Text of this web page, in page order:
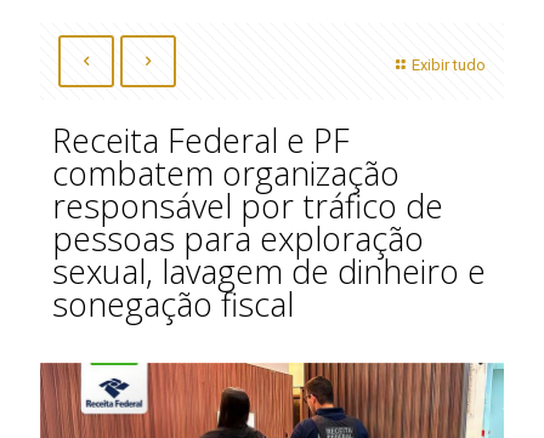
Exibir tudo
Receita Federal e PF
combatem organização
responsável por tráfico de
pessoas para exploração
sexual, lavagem de dinheiro e
sonegação fiscal